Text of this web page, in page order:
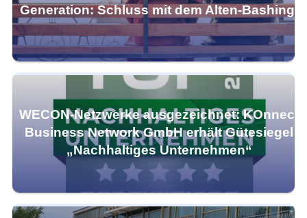
Generation: Schluss mit dem Alten-Bashing!
WECON-Netzwerke ausgezeichnet: KOnnect
Business Network GmbH erhält Gütesiegel
„Nachhaltiges Unternehmen“